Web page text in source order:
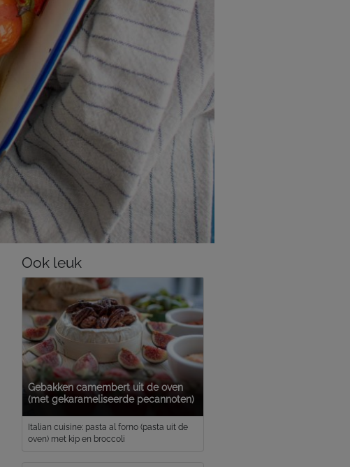
Ook leuk
Gebakken camembert uit de oven
(met gekarameliseerde pecannoten)
Italian cuisine: pasta al forno (pasta uit de
oven) met kip en broccoli